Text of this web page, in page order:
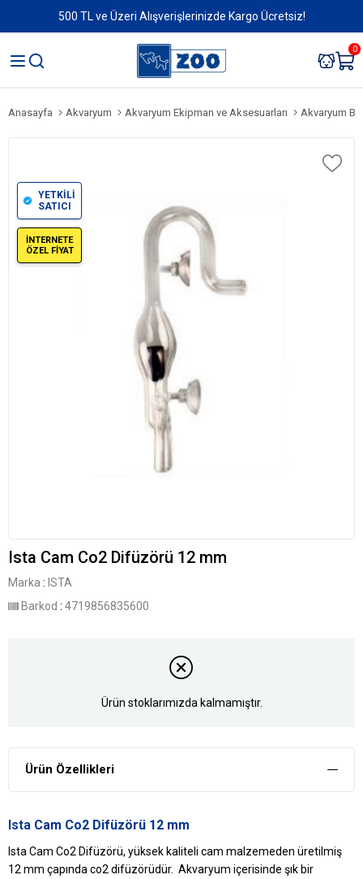
500 TL ve Üzeri Alışverişlerinizde Kargo Ücretsiz!
0
Anasayfa Akvaryum Akvaryum Ekipman ve Aksesuarları Akvaryum
YETKİLİ
SATICI
İNTERNETE
ÖZEL FİYAT
Ista Cam Co2 Difüzörü 12 mm
Marka : ISTA
Barkod : 4719856835600
Ürün stoklarımızda kalmamıştır.
Ürün Özellikleri
Ista Cam Co2 Difüzörü 12 mm
Ista Cam Co2 Difüzörü, yüksek kaliteli cam malzemeden üretilmiş
12 mm çapında co2 difüzörüdür. Akvaryum içerisinde şık bir